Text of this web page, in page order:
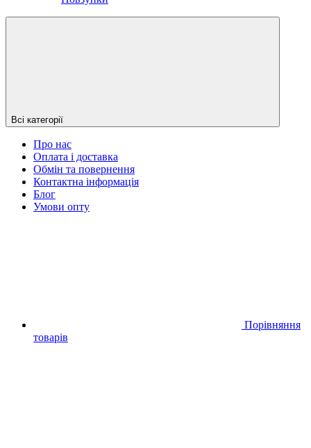
Всі категорії
Про нас
Оплата і доставка
Обмін та повернення
Контактна інформація
Блог
Умови опту
Порівняння
товарів